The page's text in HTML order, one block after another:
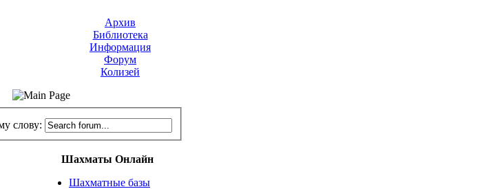
Архив
Библиотека
Информация
Форум
Колизей
слову:
Шахматы Онлайн
Шахматные базы